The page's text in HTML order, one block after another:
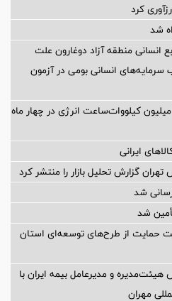
انسانی منطقه آزاد دوغارون علت
انسانی بومی در آزمون
تولید بیش از ۲ میلیارد و ۴۶۹ میلیون کیلووات‌ساعت انرژی در چهار ماه
ایرانی
گزارش تحلیل بازار را منتشر کرد
شد
حمایت از طرح‌های توسعه‌ای استان
و مدیرعامل بیمه ایران با
مهران